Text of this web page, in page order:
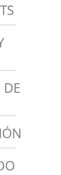
DE